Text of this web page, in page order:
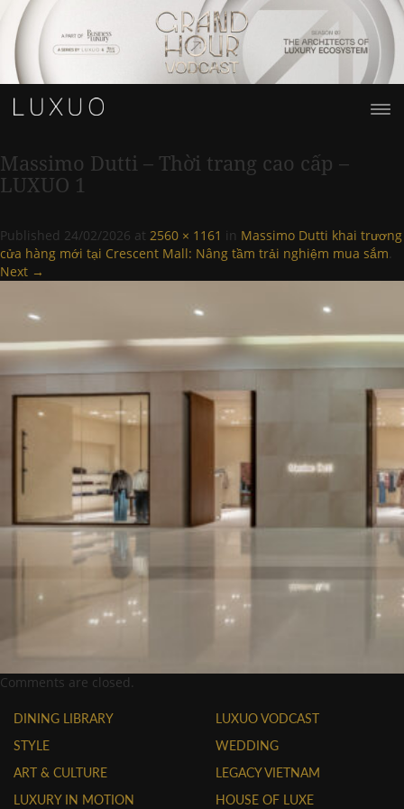
Massimo Dutti – Thời trang cao cấp –
LUXUO 1
Published 24/02/2026 at 2560 × 1161 in Massimo Dutti khai trương
cửa hàng mới tại Crescent Mall: Nâng tầm trải nghiệm mua sắm.
Next →
Comments are closed.
DINING LIBRARY
STYLE
ART & CULTURE
LUXURY IN MOTION
LUXUO VODCAST
WEDDING
LEGACY VIETNAM
HOUSE OF LUXE